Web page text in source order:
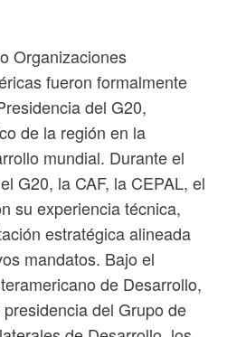
Organizaciones
fueron formalmente
del G20,
de la región en la
mundial. Durante el
G20, la CAF, la CEPAL, el
su experiencia técnica,
estratégica alineada
mandatos. Bajo el
de Desarrollo,
del Grupo de